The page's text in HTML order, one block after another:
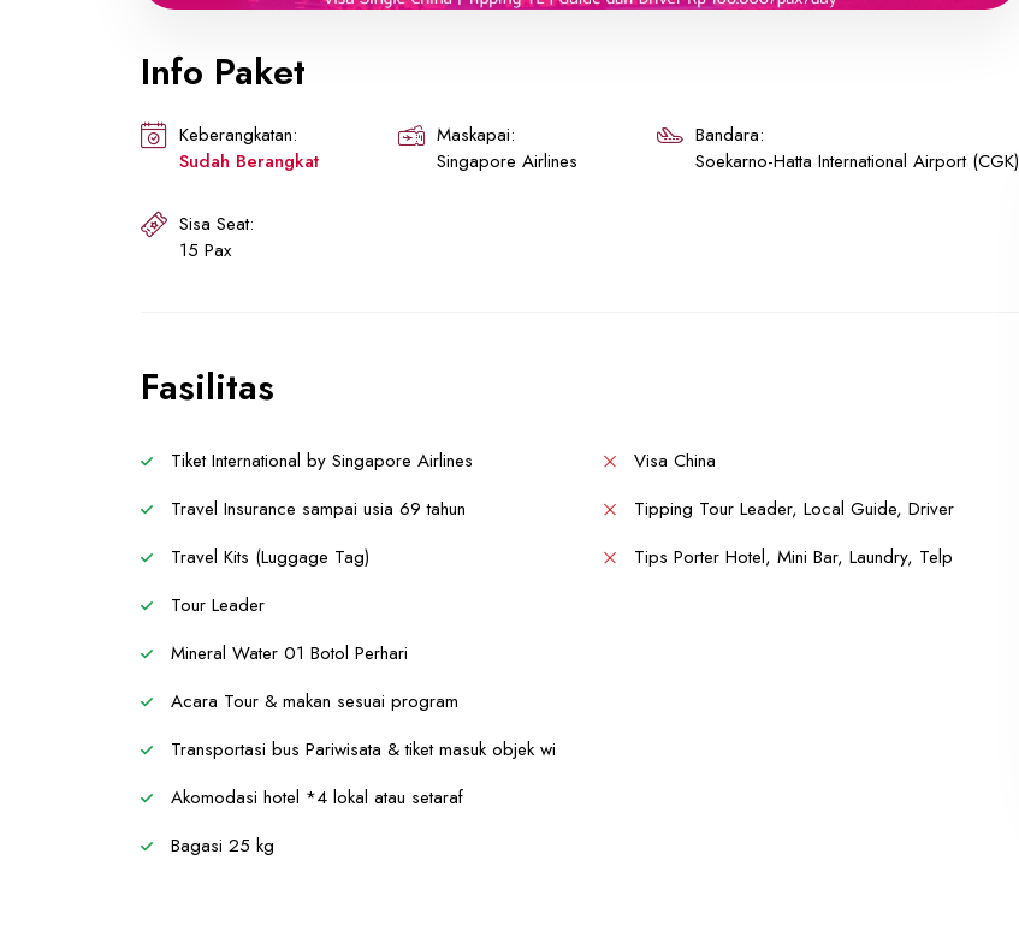
Info Paket
Keberangkatan:
Sudah Berangkat
Maskapai:
Singapore Airlines
Bandara:
Soekarno-Hatta International Airport (CGK)
Sisa Seat:
15 Pax
Fasilitas
Tiket International by Singapore Airlines
Travel Insurance sampai usia 69 tahun
Travel Kits (Luggage Tag)
Tour Leader
Mineral Water 01 Botol Perhari
Acara Tour & makan sesuai program
Transportasi bus Pariwisata & tiket masuk objek wi
Akomodasi hotel *4 lokal atau setaraf
Bagasi 25 kg
Visa China
Tipping Tour Leader, Local Guide, Driver
Tips Porter Hotel, Mini Bar, Laundry, Telp